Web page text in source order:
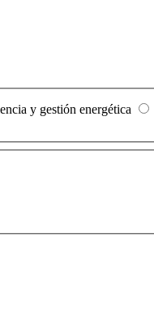
y gestión energética